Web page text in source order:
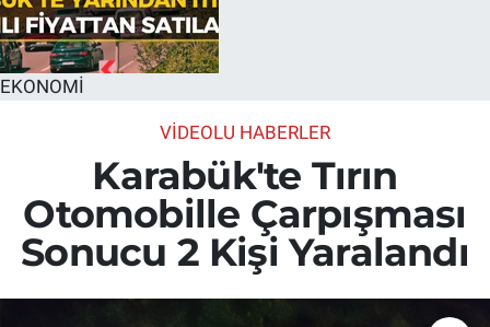
EKONOMİ
VİDEOLU HABERLER
Karabük'te Tırın
Otomobille Çarpışması
Sonucu 2 Kişi Yaralandı